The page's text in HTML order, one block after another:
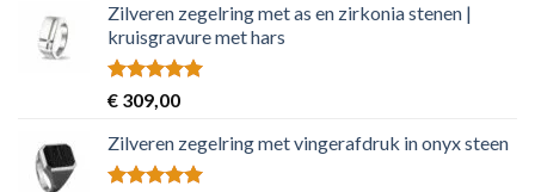
Zilveren zegelring met as en zirkonia stenen |
kruisgravure met hars
Rated5.00
out of 5
€ 309,00
Zilveren zegelring met vingerafdruk in onyx steen